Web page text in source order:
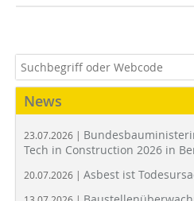
News
23.07.2026 |
Tech in Construction 2026 in
20.07.2026 | Asbest ist